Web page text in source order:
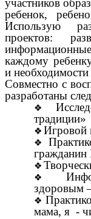
участников
ребенок,
Использую
проектов:
каждому
и
Совместно с
разработаны
традиции»
Игровой
гражданин
здоровым
мама, я -